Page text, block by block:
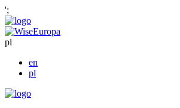
';
pl
en
pl